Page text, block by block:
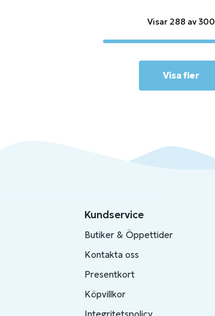
Visar 288 av 300
Visa fler
Kundservice
Butiker & Öppettider
Kontakta oss
Presentkort
Köpvillkor